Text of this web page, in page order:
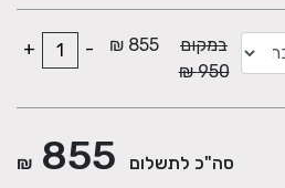
במקום
950 ₪
855 ₪
-
+
סה"כ לתשלום 855
₪